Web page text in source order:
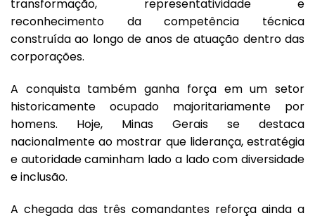
transformação, representatividade e
reconhecimento da competência técnica
construída ao longo de anos de atuação dentro das
corporações.
A conquista também ganha força em um setor
historicamente ocupado majoritariamente por
homens. Hoje, Minas Gerais se destaca
nacionalmente ao mostrar que liderança, estratégia
e autoridade caminham lado a lado com diversidade
e inclusão.
A chegada das três comandantes reforça ainda a